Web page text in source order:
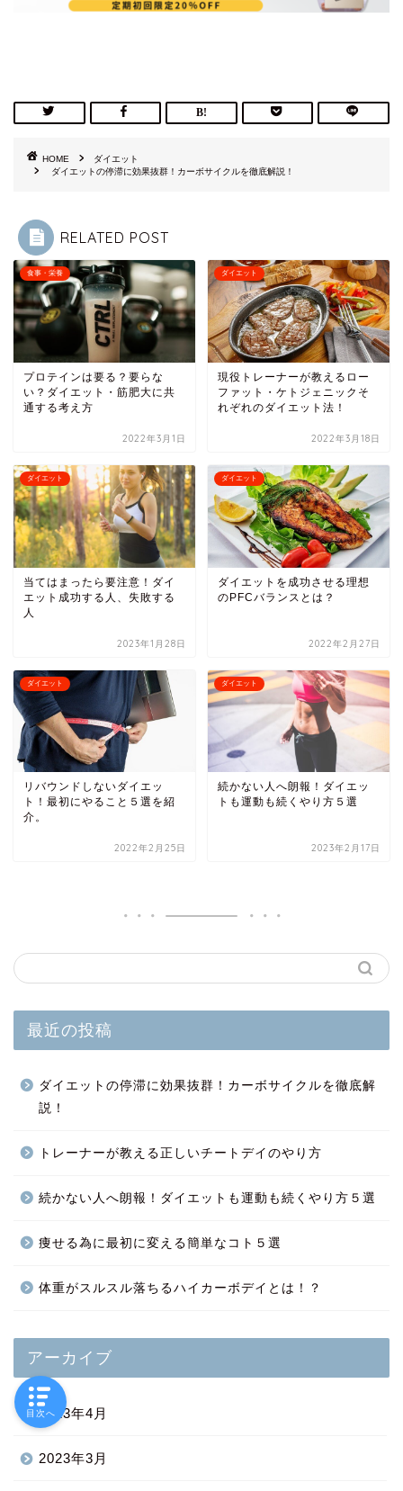
HOME
ダイエット
ダイエットの停滞に効果抜群！カーボサイクルを徹底解説！
RELATED POST
食事・栄養
プロテインは要る？要らな
い？ダイエット・筋肥大に共
通する考え方
2022年3月1日
ダイエット
現役トレーナーが教えるロー
ファット・ケトジェニックそ
れぞれのダイエット法！
2022年3月18日
ダイエット
当てはまったら要注意！ダイ
エット成功する人、失敗する
人
2023年1月28日
ダイエット
ダイエットを成功させる理想
のPFCバランスとは？
2022年2月27日
ダイエット
リバウンドしないダイエッ
ト！最初にやること５選を紹
介。
2022年2月25日
ダイエット
続かない人へ朗報！ダイエッ
トも運動も続くやり方５選
2023年2月17日
最近の投稿
ダイエットの停滞に効果抜群！カーボサイクルを徹底解
説！
トレーナーが教える正しいチートデイのやり方
続かない人へ朗報！ダイエットも運動も続くやり方５選
痩せる為に最初に変える簡単なコト５選
体重がスルスル落ちるハイカーボデイとは！？
アーカイブ
2023年4月
2023年3月
目次へ